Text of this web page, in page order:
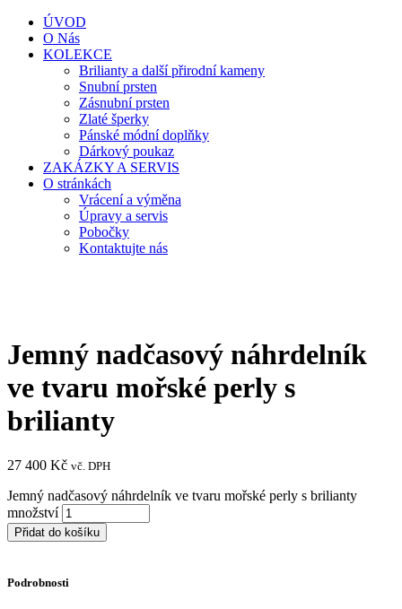
ÚVOD
O Nás
KOLEKCE
Brilianty a další přirodní kameny
Snubní prsten
Zásnubní prsten
Zlaté šperky
Pánské módní doplňky
Dárkový poukaz
ZAKÁZKY A SERVIS
O stránkách
Vrácení a výměna
Úpravy a servis
Pobočky
Kontaktujte nás
Jemný nadčasový náhrdelník
ve tvaru mořské perly s
brilianty
27 400 Kč vč. DPH
Jemný nadčasový náhrdelník ve tvaru mořské perly s brilianty
množství
Přidat do košíku
Podrobnosti